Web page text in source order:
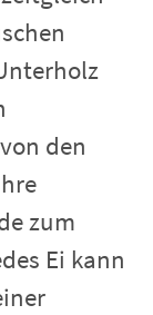
den
zum
Ei kann